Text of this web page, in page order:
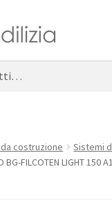
costruzione
Sistemi
BG-FILCOTEN LIGHT 150